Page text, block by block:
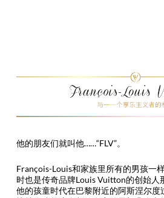
他的朋友们就叫他……“FLV”。
François-Louis和家族里所有的男孩一
时也是传奇品牌Louis Vuitton的创始人
他的孩童时代在巴黎附近的阿斯涅尔度